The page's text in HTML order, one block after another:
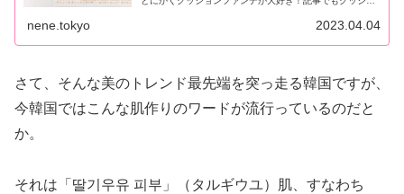
nene.tokyo 2023.04.04
さて、そんな美のトレンド最先端を突っ走る韓国ですが、
今韓国ではこんな肌作りのワードが流行っているのだと
か。
それは「딸기우유 피부」（タルギウユ）肌、すなわち